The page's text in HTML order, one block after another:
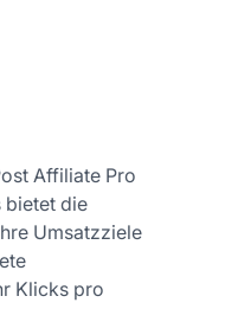
Affiliate Pro
bietet die
Umsatzziele
Klicks pro